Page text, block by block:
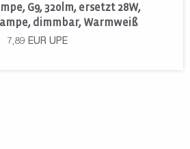
G9, 320lm, ersetzt 28W,
dimmbar, Warmweiß
7,89 EUR UPE